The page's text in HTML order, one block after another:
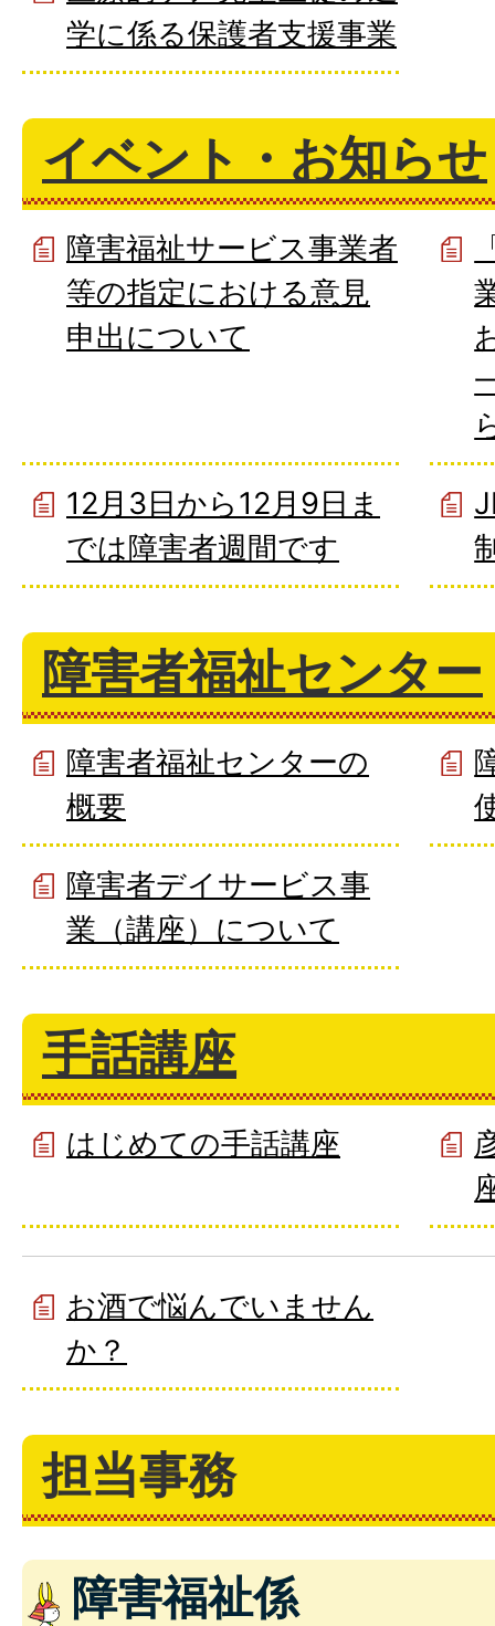
学に係る保護者支援事業
イベント・お知らせ
障害福祉サービス事業者
等の指定における意見
申出について
12月3日から12月9日ま
では障害者週間です
障害者福祉センター
障害者福祉センターの
概要
障害者デイサービス事
業（講座）について
手話講座
はじめての手話講座
お酒で悩んでいません
か？
担当事務
障害福祉係